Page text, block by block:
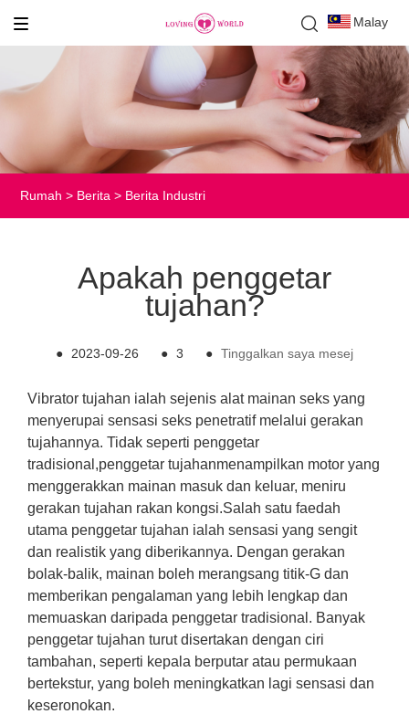
Malay
Rumah > Berita > Berita Industri
Apakah penggetar
tujahan?
● 2023-09-26 ● 3 ● Tinggalkan saya mesej
Vibrator tujahan ialah sejenis alat mainan seks yang
menyerupai sensasi seks penetratif melalui gerakan
tujahannya. Tidak seperti penggetar
tradisional,penggetar tujahanmenampilkan motor yang
menggerakkan mainan masuk dan keluar, meniru
gerakan tujahan rakan kongsi.Salah satu faedah
utama penggetar tujahan ialah sensasi yang sengit
dan realistik yang diberikannya. Dengan gerakan
bolak-balik, mainan boleh merangsang titik-G dan
memberikan pengalaman yang lebih lengkap dan
memuaskan daripada penggetar tradisional. Banyak
penggetar tujahan turut disertakan dengan ciri
tambahan, seperti kepala berputar atau permukaan
bertekstur, yang boleh meningkatkan lagi sensasi dan
keseronokan.